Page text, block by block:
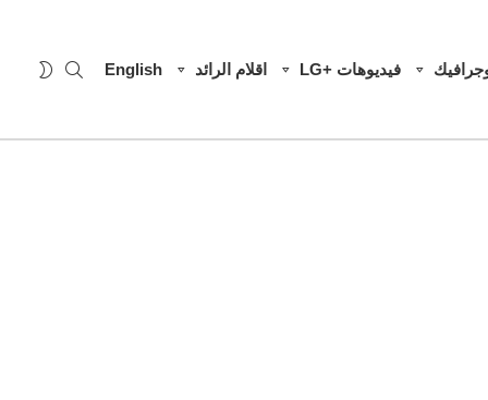
فيديوهات +LG اقلام الرائد English
SEARCH